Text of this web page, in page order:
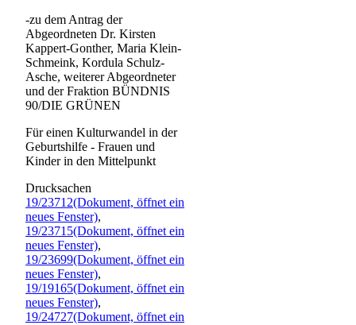
-zu dem Antrag der
Abgeordneten Dr. Kirsten
Kappert-Gonther, Maria Klein-
Schmeink, Kordula Schulz-
Asche, weiterer Abgeordneter
und der Fraktion BÜNDNIS
90/DIE GRÜNEN
Für einen Kulturwandel in der
Geburtshilfe - Frauen und
Kinder in den Mittelpunkt
Drucksachen
19/23712(Dokument, öffnet ein
neues Fenster),
19/23715(Dokument, öffnet ein
neues Fenster),
19/23699(Dokument, öffnet ein
neues Fenster),
19/19165(Dokument, öffnet ein
neues Fenster),
19/24727(Dokument, öffnet ein